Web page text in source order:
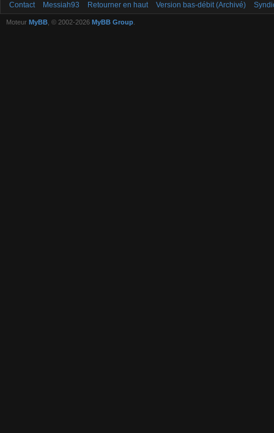
Contact Messiah93 Retourner en haut Version bas-débit (Archivé)
Moteur MyBB , © 2002-2026 MyBB Group